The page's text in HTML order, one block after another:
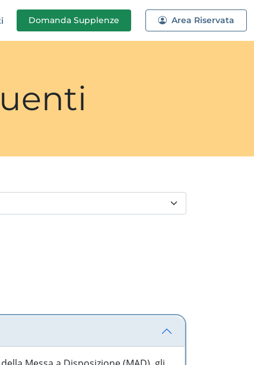
Domanda Supplenze Area Riservata